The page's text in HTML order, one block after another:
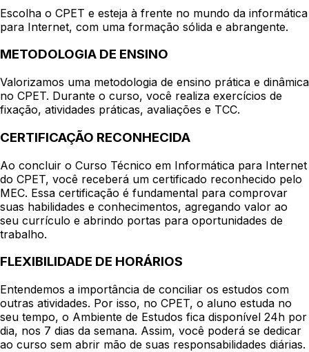
Escolha o CPET e esteja à frente no mundo da informática
para Internet, com uma formação sólida e abrangente.
METODOLOGIA DE ENSINO
Valorizamos uma metodologia de ensino prática e dinâmica
no CPET. Durante o curso, você realiza exercícios de
fixação, atividades práticas, avaliações e TCC.
CERTIFICAÇÃO RECONHECIDA
Ao concluir o Curso Técnico em Informática para Internet
do CPET, você receberá um certificado reconhecido pelo
MEC. Essa certificação é fundamental para comprovar
suas habilidades e conhecimentos, agregando valor ao
seu currículo e abrindo portas para oportunidades de
trabalho.
FLEXIBILIDADE DE HORÁRIOS
Entendemos a importância de conciliar os estudos com
outras atividades. Por isso, no CPET, o aluno estuda no
seu tempo, o Ambiente de Estudos fica disponível 24h por
dia, nos 7 dias da semana. Assim, você poderá se dedicar
ao curso sem abrir mão de suas responsabilidades diárias.